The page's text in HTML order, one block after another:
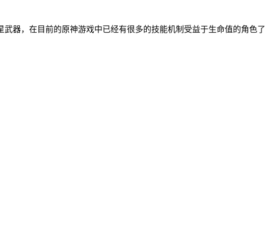
器，在目前的原神游戏中已经有很多的技能机制受益于生命值的角色